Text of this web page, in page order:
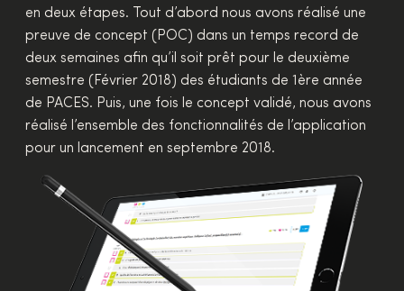
en deux étapes. Tout d’abord nous avons réalisé une
preuve de concept (POC) dans un temps record de
deux semaines afin qu’il soit prêt pour le deuxième
semestre (Février 2018) des étudiants de 1ère année
de PACES. Puis, une fois le concept validé, nous avons
réalisé l’ensemble des fonctionnalités de l’application
pour un lancement en septembre 2018.